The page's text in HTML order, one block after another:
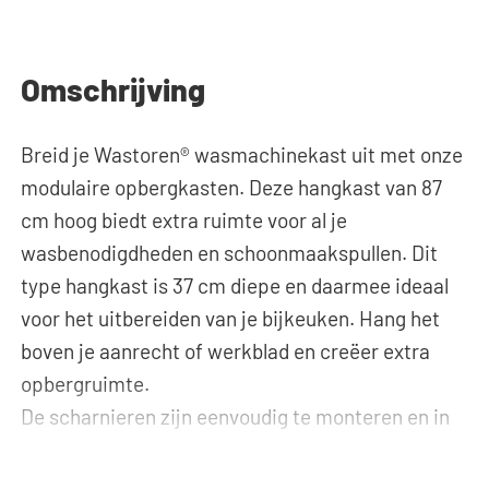
Omschrijving
Breid je Wastoren® wasmachinekast uit met onze
modulaire opbergkasten. Deze hangkast van 87
cm hoog biedt extra ruimte voor al je
wasbenodigdheden en schoonmaakspullen. Dit
type hangkast is 37 cm diepe en daarmee ideaal
voor het uitbereiden van je bijkeuken. Hang het
boven je aanrecht of werkblad en creëer extra
opbergruimte.
De scharnieren zijn eenvoudig te monteren en in